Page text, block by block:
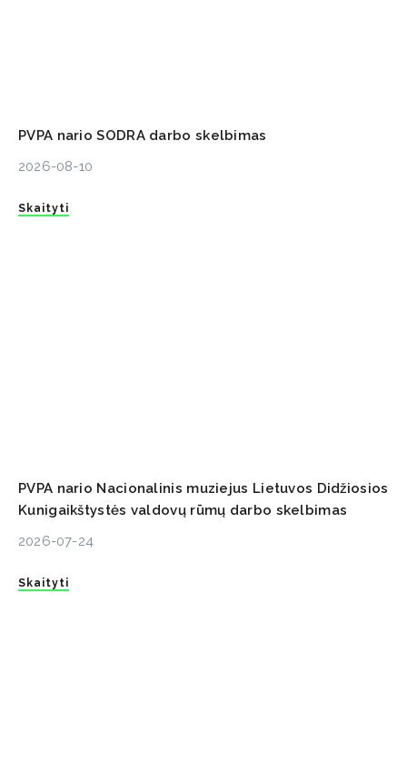
PVPA nario SODRA darbo skelbimas
2026-08-10
Skaityti
PVPA nario Nacionalinis muziejus Lietuvos Didžiosios
Kunigaikštystės valdovų rūmų darbo skelbimas
2026-07-24
Skaityti